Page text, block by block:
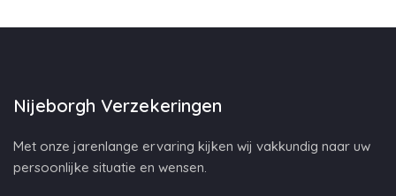
Nijeborgh Verzekeringen
Met onze jarenlange ervaring kijken wij vakkundig naar uw
persoonlijke situatie en wensen.